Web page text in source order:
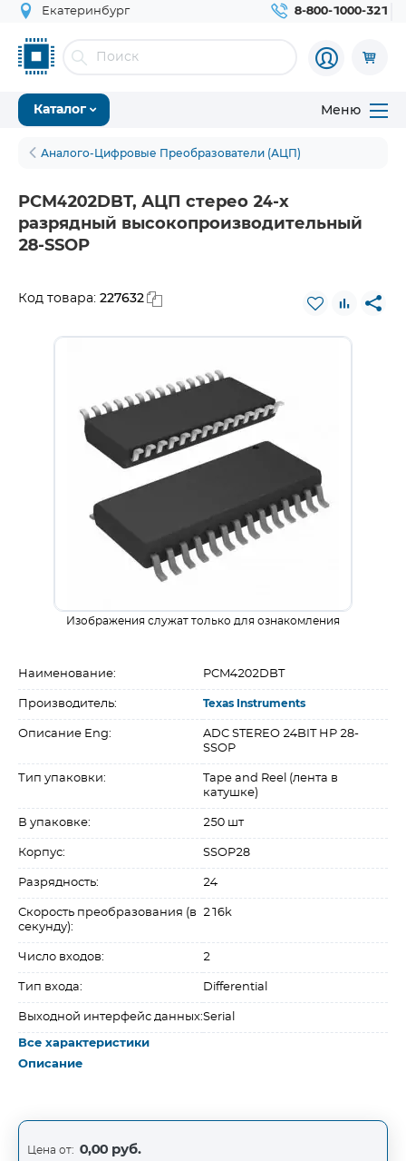
Екатеринбург 8-800-1000-321
Каталог Меню
Аналого-Цифровые Преобразователи (АЦП)
PCM4202DBT, АЦП стерео 24-х
разрядный высокопроизводительный
28-SSOP
Код товара: 227632
Изображения служат только для ознакомления
Наименование: PCM4202DBT
Производитель: Texas Instruments
Описание Eng:
ADC STEREO 24BIT HP 28-
SSOP
Тип упаковки:
Tape and Reel (лента в
катушке)
В упаковке: 250 шт
Корпус: SSOP28
Разрядность: 24
Скорость преобразования (в
секунду):
216k
Число входов: 2
Тип входа: Differential
Выходной интерфейс данных:Serial
Все характеристики
Описание
Цена от: 0,00 руб.